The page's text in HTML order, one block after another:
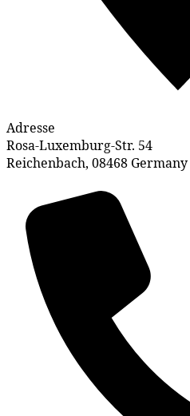
Adresse
Rosa-Luxemburg-Str. 54
Reichenbach, 08468 Germany